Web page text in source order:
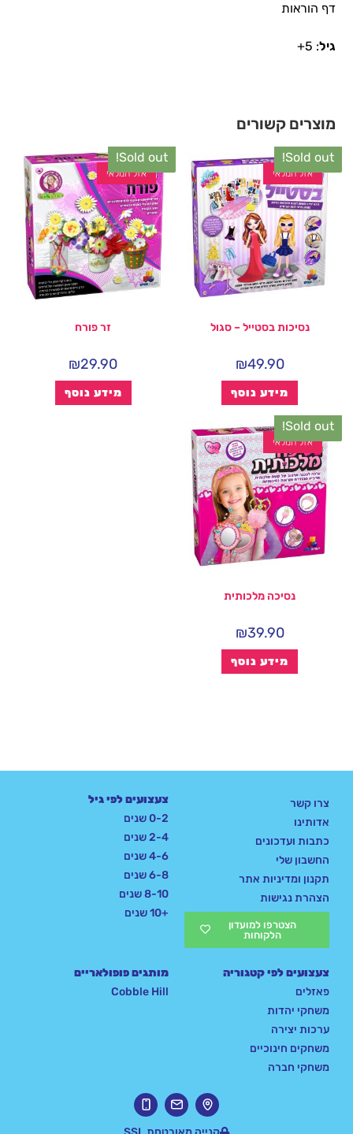
דף הוראות
גיל: 5+
מוצרים קשורים
Sold out!
אזל המלאי
נסיכות בסטייל – סגול
₪49.90
מידע נוסף
Sold out!
אזל המלאי
זר פורח
₪29.90
מידע נוסף
Sold out!
אזל המלאי
נסיכה מלכותית
₪39.90
מידע נוסף
צרו קשר
אדותינו
כתבות ועדכונים
החשבון שלי
תקנון ומדיניות אתר
הצהרת נגישות
הצטרפו למועדון
הלקוחות
צעצועים לפי גיל
0-2 שנים
2-4 שנים
4-6 שנים
6-8 שנים
8-10 שנים
+10 שנים
צעצועים לפי קטגוריה
פאזלים
משחקי יהדות
ערכות יצירה
משחקים חינוכיים
משחקי חברה
מותגים פופולאריים
Cobble Hill